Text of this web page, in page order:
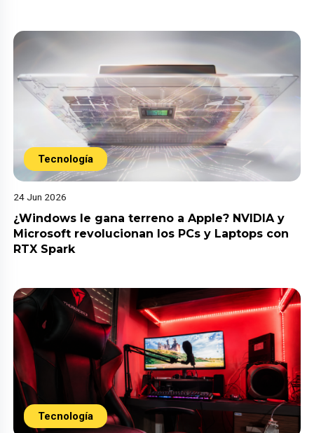
Tecnología
24 Jun 2026
¿Windows le gana terreno a Apple? NVIDIA y
Microsoft revolucionan los PCs y Laptops con
RTX Spark
Tecnología